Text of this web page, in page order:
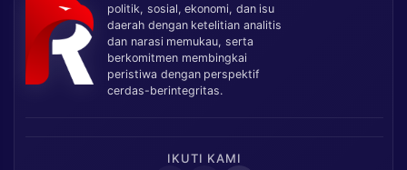
politik, sosial, ekonomi, dan isu
daerah dengan ketelitian analitis
dan narasi memukau, serta
berkomitmen membingkai
peristiwa dengan perspektif
cerdas-berintegritas.
IKUTI KAMI